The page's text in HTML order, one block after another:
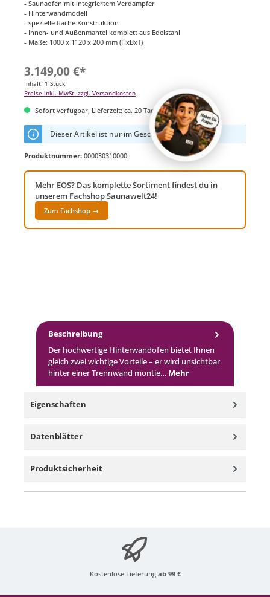
- Saunaofen mit integriertem Verdampfer
- Hinterwandmodell
- spezielle flache Konstruktion
- Innen- und Außenmantel komplett aus Edelstahl
- Maße: 1000 x 1120 x 200 mm (HxBxT)
3.149,00 €*
Inhalt: 1 Stück
Preise inkl. MwSt. zzgl. Versandkosten
Sofort verfügbar, Lieferzeit: ca. 20 Tage
Dieser Artikel ist nur im Geschäft erhältlich
Produktnummer: 000030310000
Mehr EOS? Das komplette Sortiment findest du in
unserem Fachshop Saunawelt24!
Zum Fachshop →
Beschreibung
Der hochwertige Hinterwandofen bietet Ihnen
gleich zwei wichtige Vorteile – er wird unsichtbar
hinter einer Trennwand montie… Mehr
Eigenschaften
Datenblätter
Produktsicherheit
Kostenlose Lieferung ab 99 €